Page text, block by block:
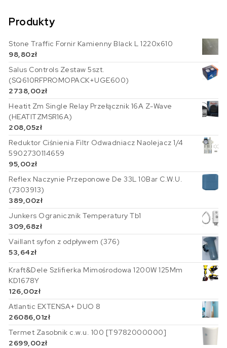
Produkty
Stone Traffic Fornir Kamienny Black L 1220x610
98,80zł
Salus Controls Zestaw 5szt.
(SQ610RFPROMOPACK+UGE600)
2738,00zł
Heatit Zm Single Relay Przełącznik 16A Z-Wave
(HEATITZMSR16A)
208,05zł
Reduktor Ciśnienia Filtr Odwadniacz Naolejacz 1/4
5902730114659
95,00zł
Reflex Naczynie Przeponowe De 33L 10Bar C.W.U.
(7303913)
389,00zł
Junkers Ogranicznik Temperatury Tb1
309,68zł
Vaillant syfon z odpływem (376)
53,64zł
Kraft&Dele Szlifierka Mimośrodowa 1200W 125Mm
KD1678Y
126,00zł
Atlantic EXTENSA+ DUO 8
26086,01zł
Termet Zasobnik c.w.u. 100 [T9782000000]
2699,00zł